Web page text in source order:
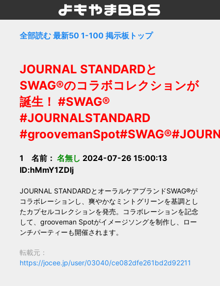
全部読む 最新50 1-100 掲示板トップ
JOURNAL STANDARDと
SWAG®のコラボコレクションが
誕生！ #SWAG®
#JOURNALSTANDARD
1 名前： 名無し 2024-07-26 15:00:13
ID:hMmY1ZDlj
JOURNAL STANDARDとオーラルケアブランドSWAG®が
コラボレーションし、爽やかなミントグリーンを基調とし
たカプセルコレクションを発売。コラボレーションを記念
して、grooveman Spotがイメージソングを制作し、ロー
ンチパーティーも開催されます。
転載元：
https://jocee.jp/user/03040/ce082dfe261bd2d92211